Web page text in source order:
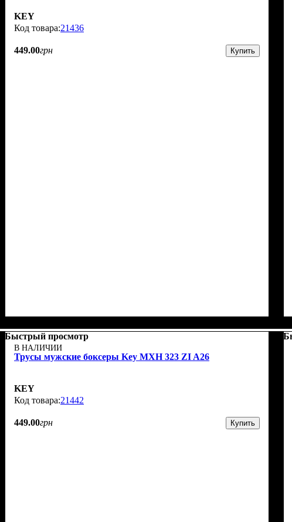
KEY
21436
449.00грн Купить
Быстрый просмотр
В НАЛИЧИИ
Трусы мужские боксеры Key MXH 323 ZI A26
KEY
21442
449.00грн Купить